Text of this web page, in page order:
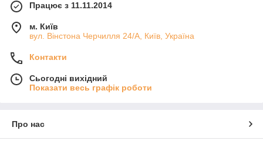
Працює з 11.11.2014
м. Київ
вул. Вінстона Черчилля 24/А, Київ, Україна
Контакти
Сьогодні вихідний
Показати весь графік роботи
Про нас